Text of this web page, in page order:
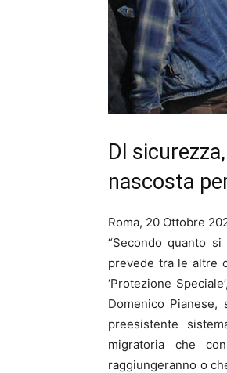
Dl
nascosta
Roma, 20 Ottobre
“Secondo quanto
prevede tra le altre
‘Protezione
Domenico
preesistente
migratoria che
raggiungeranno o